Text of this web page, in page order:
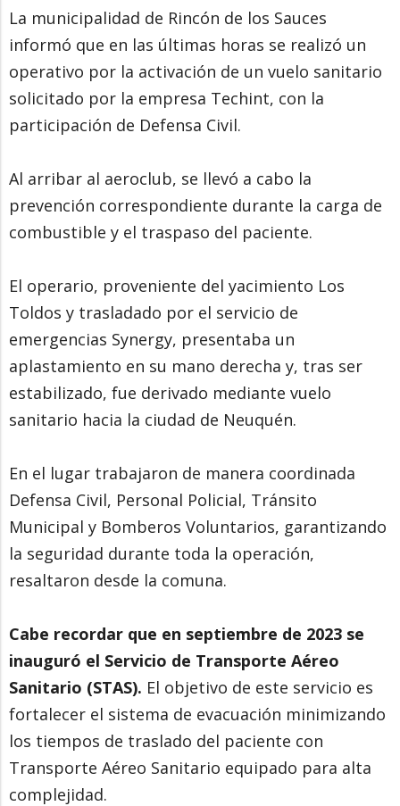
La municipalidad de Rincón de los Sauces
informó que en las últimas horas se realizó un
operativo por la activación de un vuelo sanitario
solicitado por la empresa Techint, con la
participación de Defensa Civil.
Al arribar al aeroclub, se llevó a cabo la
prevención correspondiente durante la carga de
combustible y el traspaso del paciente.
El operario, proveniente del yacimiento Los
Toldos y trasladado por el servicio de
emergencias Synergy, presentaba un
aplastamiento en su mano derecha y, tras ser
estabilizado, fue derivado mediante vuelo
sanitario hacia la ciudad de Neuquén.
En el lugar trabajaron de manera coordinada
Defensa Civil, Personal Policial, Tránsito
Municipal y Bomberos Voluntarios, garantizando
la seguridad durante toda la operación,
resaltaron desde la comuna.
Cabe recordar que en septiembre de 2023 se
inauguró el Servicio de Transporte Aéreo
Sanitario (STAS). El objetivo de este servicio es
fortalecer el sistema de evacuación minimizando
los tiempos de traslado del paciente con
Transporte Aéreo Sanitario equipado para alta
complejidad.